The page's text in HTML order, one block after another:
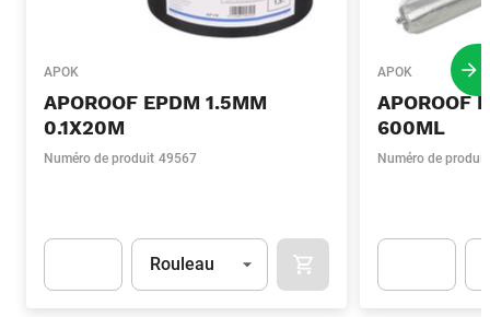
APOK
APOROOF EPDM 1.5MM
0.1X20M
Numéro de produit 49567
Unité
Rouleau AJOUTER AU PANIER
APOK
APOROOF
600ML
Numéro de produit